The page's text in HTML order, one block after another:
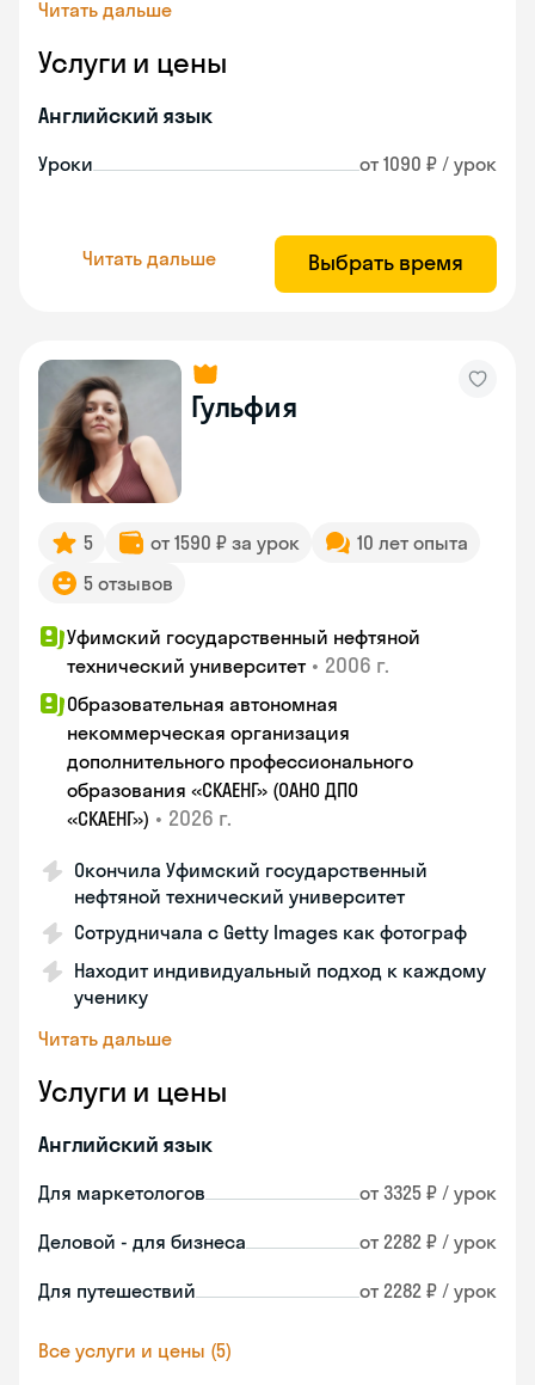
Читать дальше
Услуги и цены
Английский язык
Уроки от 1090 ₽ / урок
Читать дальше Выбрать время
Гульфия
5 от 1590 ₽ за урок
10 лет опыта
5 отзывов
Уфимский государственный нефтяной
технический университет • 2006 г.
Образовательная автономная
некоммерческая организация
дополнительного профессионального
образования «СКАЕНГ» (ОАНО ДПО
«СКАЕНГ») • 2026 г.
Окончила Уфимский государственный
нефтяной технический университет
Сотрудничала с Getty Images как фотограф
Находит индивидуальный подход к каждому
ученику
Читать дальше
Услуги и цены
Английский язык
Для маркетологов от 3325 ₽ / урок
Деловой - для бизнеса от 2282 ₽ / урок
Для путешествий от 2282 ₽ / урок
Все услуги и цены (5)